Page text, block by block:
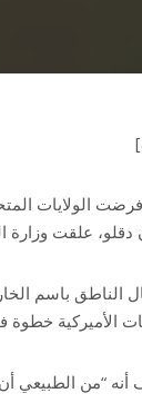
فرضت الولايات
علقت وزارة
الناطق باسم
الأميركية
“من الطبيعي أن